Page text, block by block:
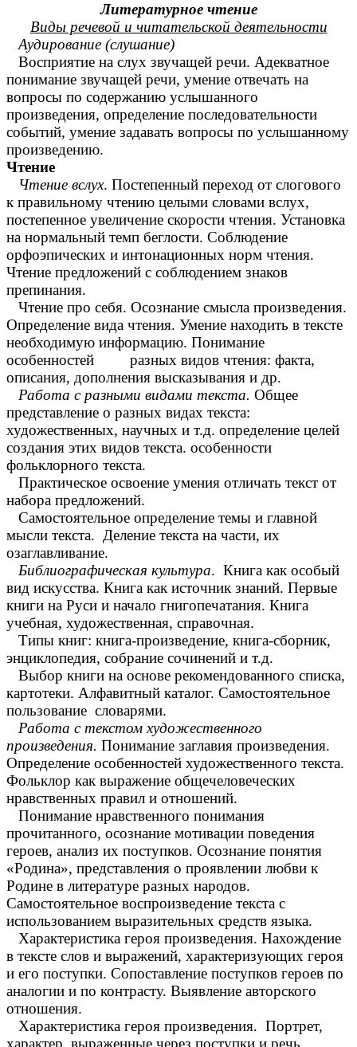
Литературное чтение
Виды речевой и читательской деятельности
Аудирование (слушание)
Восприятие на слух звучащей речи. Адекватное
понимание звучащей речи, умение отвечать на
вопросы по содержанию услышанного
произведения, определение последовательности
событий, умение задавать вопросы по услышанному
произведению.
Чтение
Чтение вслух. Постепенный переход от слогового
к правильному чтению целыми словами вслух,
постепенное увеличение скорости чтения. Установка
на нормальный темп беглости. Соблюдение
орфоэпических и интонационных норм чтения.
Чтение предложений с соблюдением знаков
препинания.
Чтение про себя. Осознание смысла произведения.
Определение вида чтения. Умение находить в тексте
необходимую информацию. Понимание
особенностей разных видов чтения: факта,
описания, дополнения высказывания и др.
Работа с разными видами текста. Общее
представление о разных видах текста:
художественных, научных и т.д. определение целей
создания этих видов текста. особенности
фольклорного текста.
Практическое освоение умения отличать текст от
набора предложений.
Самостоятельное определение темы и главной
мысли текста. Деление текста на части, их
озаглавливание.
Библиографическая культура. Книга как особый
вид искусства. Книга как источник знаний. Первые
книги на Руси и начало гнигопечатания. Книга
учебная, художественная, справочная.
Типы книг: книга-произведение, книга-сборник,
энциклопедия, собрание сочинений и т.д.
Выбор книги на основе рекомендованного списка,
картотеки. Алфавитный каталог. Самостоятельное
пользование словарями.
Работа с текстом художественного
произведения. Понимание заглавия произведения.
Определение особенностей художественного текста.
Фольклор как выражение общечеловеческих
нравственных правил и отношений.
Понимание нравственного понимания
прочитанного, осознание мотивации поведения
героев, анализ их поступков. Осознание понятия
«Родина», представления о проявлении любви к
Родине в литературе разных народов.
Самостоятельное воспроизведение текста с
использованием выразительных средств языка.
Характеристика героя произведения. Нахождение
в тексте слов и выражений, характеризующих героя
и его поступки. Сопоставление поступков героев по
аналогии и по контрасту. Выявление авторского
отношения.
Характеристика героя произведения. Портрет,
характер, выраженные через поступки и речь.